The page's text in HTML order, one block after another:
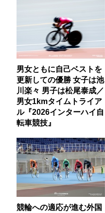
男女ともに自己ベストを
更新しての優勝 女子は池
川楽々 男子は松尾泰成／
男女1kmタイムトライア
ル『2026インターハイ自
転車競技』
競輪への適応が進む外国